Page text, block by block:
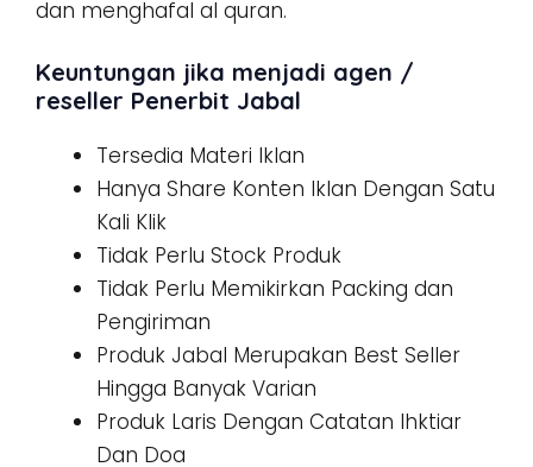
dan menghafal al quran.
Keuntungan jika menjadi agen /
reseller Penerbit Jabal
Tersedia Materi Iklan
Hanya Share Konten Iklan Dengan Satu
Kali Klik
Tidak Perlu Stock Produk
Tidak Perlu Memikirkan Packing dan
Pengiriman
Produk Jabal Merupakan Best Seller
Hingga Banyak Varian
Produk Laris Dengan Catatan Ihktiar
Dan Doa